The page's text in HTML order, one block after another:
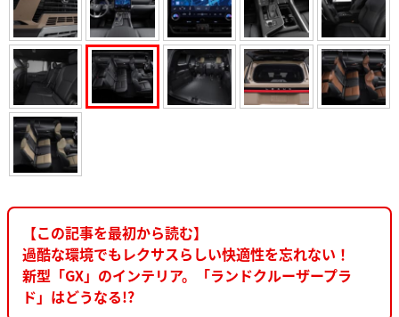
【この記事を最初から読む】
過酷な環境でもレクサスらしい快適性を忘れない！
新型「GX」のインテリア。「ランドクルーザープラ
ド」はどうなる!?